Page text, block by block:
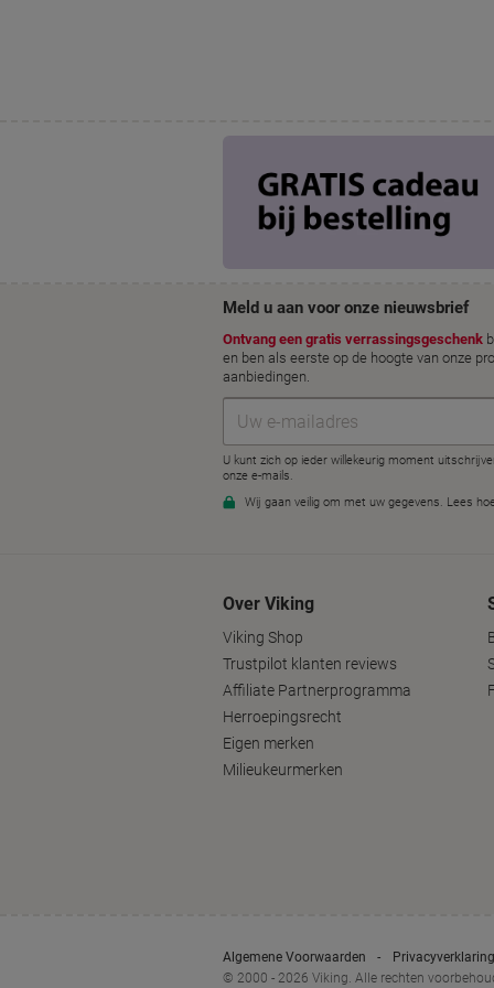
Over Viking
Viking Shop
Trustpilot klanten reviews
Affiliate Partnerprogramma
Herroepingsrecht
Eigen merken
Milieukeurmerken
Algemene Voorwaarden Privacyverklaring
© 2000 - 2026 Viking. Alle rechten